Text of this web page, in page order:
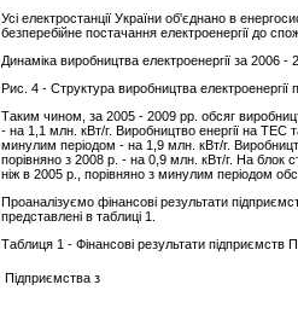
Усі електростанції України об'єднано в
безперебійне постачання електроенергії до
Динаміка виробництва електроенергії за 2006
Рис. 4 - Структура виробництва
Таким чином, за 2005 - 2009 рр. обсяг
- на 1,1 млн. кВт/г. Виробництво енергії на ТЕС
минулим періодом - на 1,9 млн. кВт/г.
порівняно з 2008 р. - на 0,9 млн. кВт/г. На блок
ніж в 2005 р., порівняно з минулим періодом
Проаналізуємо фінансові результати
представлені в таблиці 1.
Таблиця 1 - Фінансові результати
Підприємства з